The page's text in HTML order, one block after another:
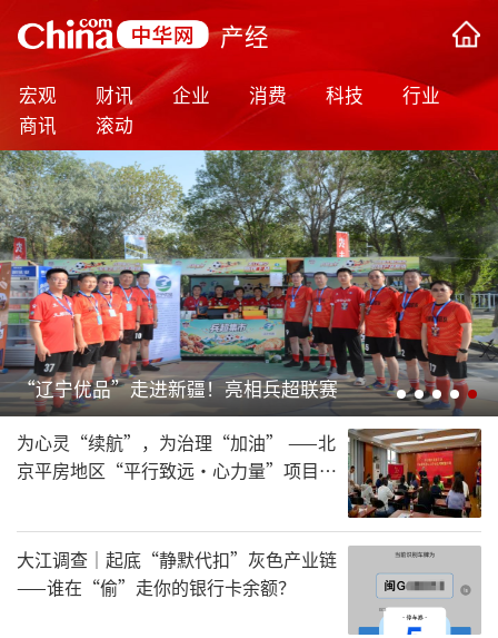
产经
宏观 财讯 企业 消费 科技
行业
商讯
滚动
边关有“医”靠 守护“零距离” ——辽宁援疆助力新疆兵团九师边境“健康驿站”建设纪实
为心灵“续航”，为治理“加油” ——北
京平房地区“平行致远·心力量”项目让
大江调查｜起底“静默代扣”灰色产业链
——谁在“偷”走你的银行卡余额？